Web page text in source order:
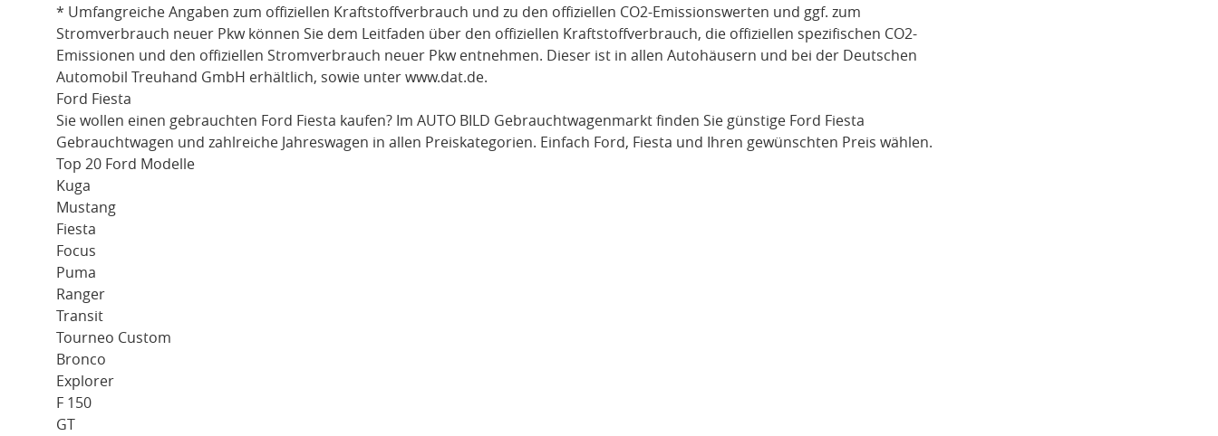
* Umfangreiche Angaben zum offiziellen Kraftstoffverbrauch und zu den offiziellen CO2-Emissionswerten und ggf. zum
Stromverbrauch neuer Pkw können Sie dem Leitfaden über den offiziellen Kraftstoffverbrauch, die offiziellen spezifischen CO2-
Emissionen und den offiziellen Stromverbrauch neuer Pkw entnehmen. Dieser ist in allen Autohäusern und bei der Deutschen
Automobil Treuhand GmbH erhältlich, sowie unter www.dat.de.
Ford Fiesta
Sie wollen einen gebrauchten Ford Fiesta kaufen? Im AUTO BILD Gebrauchtwagenmarkt finden Sie günstige Ford Fiesta
Gebrauchtwagen und zahlreiche Jahreswagen in allen Preiskategorien. Einfach Ford, Fiesta und Ihren gewünschten Preis wählen.
Top 20 Ford Modelle
Kuga
Mustang
Fiesta
Focus
Puma
Ranger
Transit
Tourneo Custom
Bronco
Explorer
F 150
GT